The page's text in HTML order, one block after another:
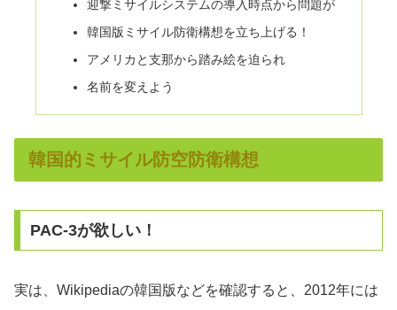
迎撃ミサイルシステムの導入時点から問題が
韓国版ミサイル防衛構想を立ち上げる！
アメリカと支那から踏み絵を迫られ
名前を変えよう
韓国的ミサイル防空防衛構想
PAC-3が欲しい！
実は、Wikipediaの韓国版などを確認すると、2012年には